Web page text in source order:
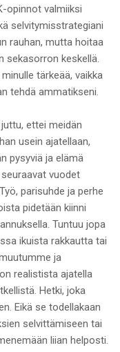
opinnot valmiiksi
selvitymisstrategiani
rauhan, mutta hoitaa
sekasorron keskellä.
tärkeää, vaikka
tehdä ammatikseni.
ettei meidän
usein ajatellaan,
pysyviä ja elämä
vuodet
parisuhde ja perhe
pidetään kiinni
Tuntuu jopa
ikuista rakkautta tai
ja
realistista ajatella
Hetki, joka
Eikä se todellakaan
selvittämiseen tai
liian helposti.